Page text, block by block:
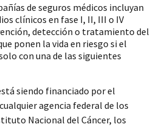
de seguros médicos incluyan
clínicos en fase I, II, III o IV
detección o tratamiento del
ponen la vida en riesgo si el
con una de las siguientes
siendo financiado por el
agencia federal de los
Nacional del Cáncer, los